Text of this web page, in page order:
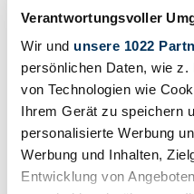
Verantwortungsvoller
Wir und unsere 1022
persönlichen Daten, wie
von Technologien wie
Ihrem Gerät zu speichern
personalisierte Werbung
Werbung und Inhalten,
Entwicklung von
Dealer